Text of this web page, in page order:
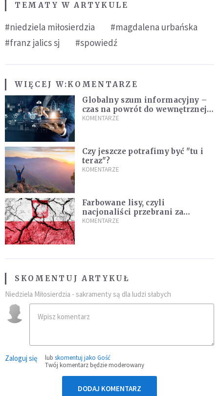
TEMATY W ARTYKULE
#niedziela miłosierdzia
#magdalena urbańska
#franz jalics sj
#spowiedź
WIĘCEJ W:KOMENTARZE
Globalny szum informacyjny –
czas na powrót do wewnętrznej
prawdy
KOMENTARZE
Czy jeszcze potrafimy być "tu i
teraz"?
KOMENTARZE
Farbowane lisy, czyli
nacjonaliści przebrani za
chrześcijan
KOMENTARZE
SKOMENTUJ ARTYKUŁ
Niedziela Miłosierdzia - sakramenty są dla ludzi słabych
Zaloguj się lub skomentuj jako Gość
Twój komentarz będzie moderowany
DODAJ KOMENTARZ